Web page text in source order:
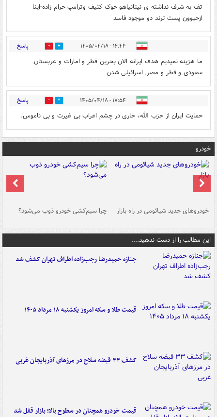
تف به شرف نداشته ی نیتانیاهو خوک کثیف وترامپ حرام زاده-اینا
ازحیوون پست ترند دو موجود فاسد
۱۶:۴۴ - ۱۴۰۵/۰۴/۱۸ 0 پاسخ
ما هزینه نمیدیم هدف ایرانه الان بحرین قطر و امارات و عربستان
سعودی و قطر و مصر, اسرائیلی شدن
۱۷:۵۴ - ۱۴۰۵/۰۴/۱۸ 0 پاسخ
حمایت ایران از حزب الله، خاری در چشم اعراب بی غیرت و بی ناموس.
خودرو
خودروهای جدید شیائومی در راه بازار چرا سیم‌کشی خودرو ذوب می‌شود؟
این مطالب را از دست ندهید....
جنازه حمیدرضا رجب‌زاده اطراف تهران کشف شد
قیمت طلا و سکه امروز یکشنبه ۱۸ مرداد ۱۴۰۵
کشف ۳۳ قبضه سلاح در مرزهای آذربایجان غربی
قیمت خودرو همچنان در سطوح بالا؛ بازار قفل شد